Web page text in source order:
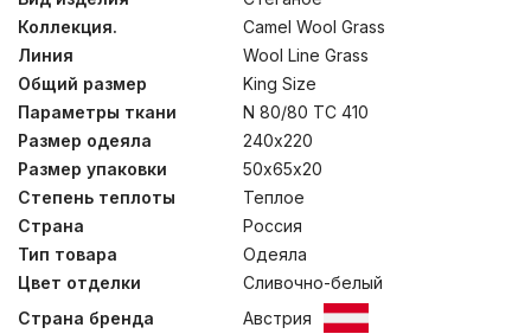
В производстве постельных принадлежностей этой
коллекции используется только мягкий подшерсток
верблюдов, собранный вручную. Подушки состоят из
двух элементов на молнии: стеганого чехла и
внутренней подушки. Это позволяет регулировать
количество наполнителя внутренней камеры, чтобы
каждый пользователь имел возможность создать для
себя изделие с персональными параметрами
упругости. В одеялах сочетается эксклюзивная
стежка “по форме тела”, призванная правильно
распределить теплопотери по длине, и система
“нестеганого валика”, слегка утяжеляющего одеяло по
краям и препятствующая попаданию холодного
воздуха внутрь. Данные особенности конструкции
изделий обеспечивают дополнительный комфорт во
время сна. Стирка при температуре до 30°С.
Коллекция.
Camel Wool Grass
Линия
Wool Line Grass
Общий размер
King Size
Параметры ткани
N 80/80 TC 410
Размер одеяла
240х220
Размер упаковки
50х65х20
Степень теплоты
Теплое
Страна
Россия
Тип товара
Одеяла
Цвет отделки
Сливочно-белый
Страна бренда
Австрия